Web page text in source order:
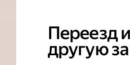
Переезд
другую